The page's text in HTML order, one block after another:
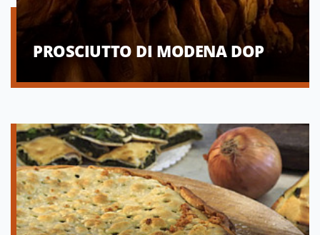
PROSCIUTTO DI MODENA DOP